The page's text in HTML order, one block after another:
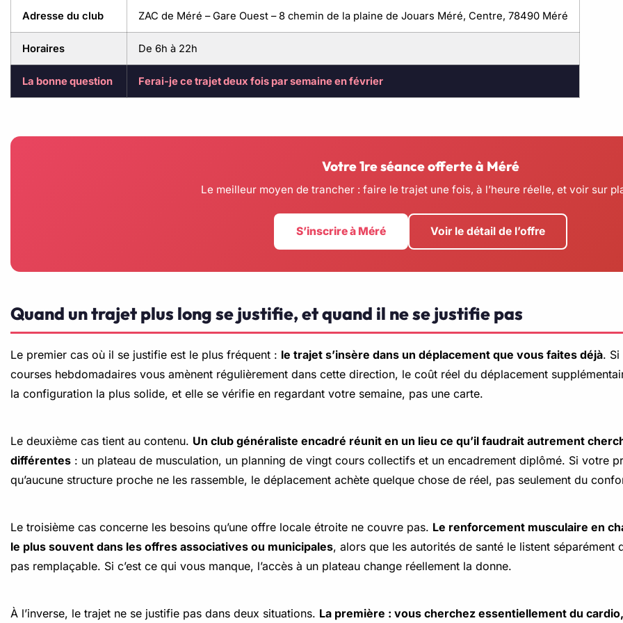
Adresse du club ZAC de Méré – Gare Ouest – 8 chemin de la plaine de Jouars Méré, Centre, 78490 Méré
Horaires De 6h à 22h
La bonne question Ferai-je ce trajet deux fois par semaine en février
Votre 1re séance offerte à Méré
Le meilleur moyen de trancher : faire le trajet une fois, à l’heure réelle, et voir sur
S’inscrire à Méré Voir le détail de l’offre
Quand un trajet plus long se justifie, et quand il ne se justifie pas
Le premier cas où il se justifie est le plus fréquent : le trajet s’insère dans un déplacement que vous faites déjà. Si
courses hebdomadaires vous amènent régulièrement dans cette direction, le coût réel du déplacement
la configuration la plus solide, et elle se vérifie en regardant votre semaine, pas une carte.
Le deuxième cas tient au contenu. Un club généraliste encadré réunit en un lieu ce qu’il faudrait autrement
différentes : un plateau de musculation, un planning de vingt cours collectifs et un encadrement diplômé. Si votre
qu’aucune structure proche ne les rassemble, le déplacement achète quelque chose de réel, pas seulement du
Le troisième cas concerne les besoins qu’une offre locale étroite ne couvre pas. Le renforcement musculaire en
le plus souvent dans les offres associatives ou municipales, alors que les autorités de santé le listent séparément
pas remplaçable. Si c’est ce qui vous manque, l’accès à un plateau change réellement la donne.
À l’inverse, le trajet ne se justifie pas dans deux situations. La première : vous cherchez essentiellement du